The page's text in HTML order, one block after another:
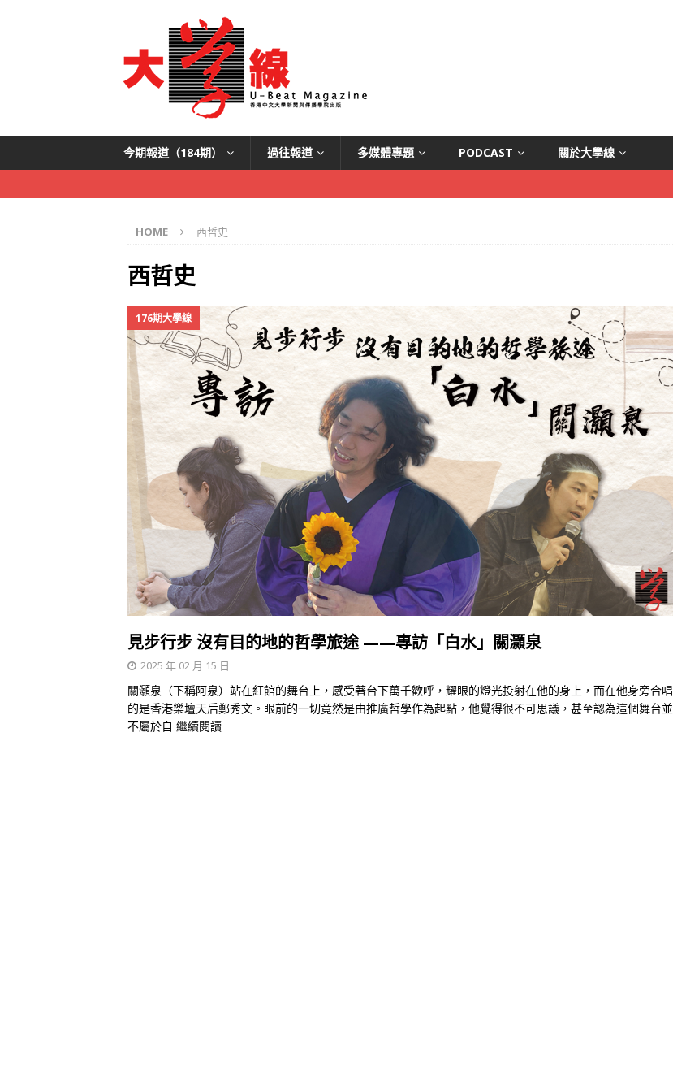
今期報道（184期） 過往報道 多媒體專題 PODCAST 關於大學線
HOME 西哲史
西哲史
176期大學線
見步行步 沒有目的地的哲學旅途 ——專訪「白水」關灝泉
2025 年 02 月 15 日
關灝泉（下稱阿泉）站在紅館的舞台上，感受著台下萬千歡呼，耀眼的燈光投射在他的身上，而在他身旁合唱
的是香港樂壇天后鄭秀文。眼前的一切竟然是由推廣哲學作為起點，他覺得很不可思議，甚至認為這個舞台並
不屬於自 繼續閱讀